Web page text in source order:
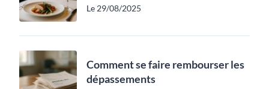
Le 29/08/2025
Comment se faire rembourser les
dépassements